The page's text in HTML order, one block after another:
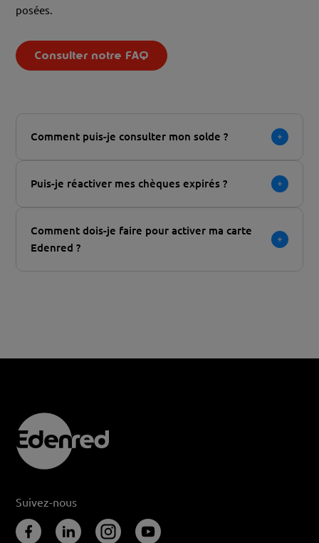
posées.
Consulter notre FAQ
Comment puis-je consulter mon solde ?
Puis-je réactiver mes chèques expirés ?
Comment dois-je faire pour activer ma carte
Edenred ?
Suivez-nous